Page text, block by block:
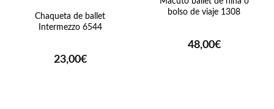
Chaqueta de ballet
Intermezzo 6544
23,00€
bolso de viaje 1308
48,00€